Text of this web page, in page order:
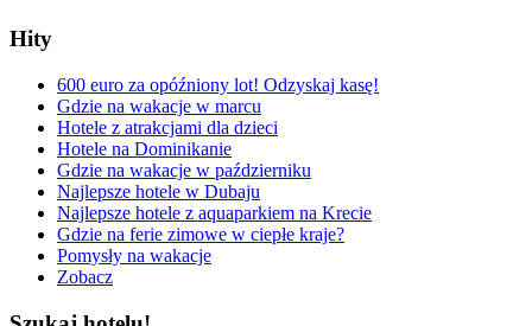
Hity
600 euro za opóźniony lot! Odzyskaj kasę!
Gdzie na wakacje w marcu
Hotele z atrakcjami dla dzieci
Hotele na Dominikanie
Gdzie na wakacje w październiku
Najlepsze hotele w Dubaju
Najlepsze hotele z aquaparkiem na Krecie
Gdzie na ferie zimowe w ciepłe kraje?
Pomysły na wakacje
Zobacz